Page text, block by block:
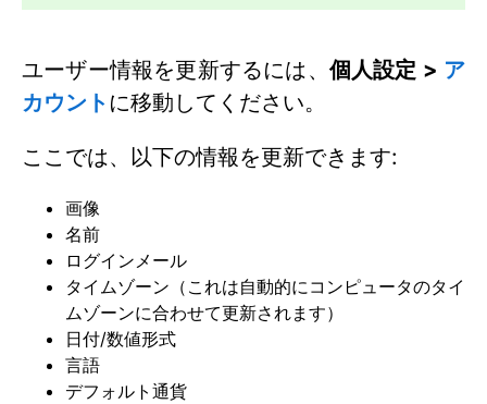
ユーザー情報を更新するには、 個人設定 > ア
カウント に移動してください。
ここでは、以下の情報を更新できます:
画像
名前
ログインメール
タイムゾーン（これは自動的にコンピュータのタイ
ムゾーンに合わせて更新されます）
日付/数値形式
言語
デフォルト通貨